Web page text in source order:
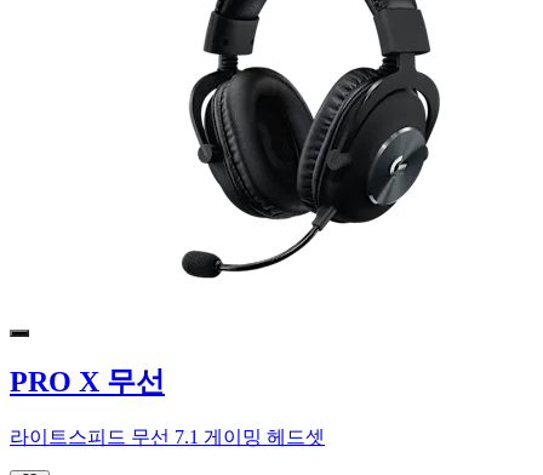
PRO X 무선
라이트스피드 무선 7.1 게이밍 헤드셋